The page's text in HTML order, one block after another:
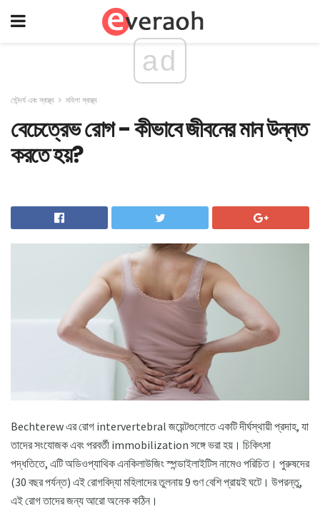
ad
সৌন্দর্য এবং স্বাস্থ্য মহিলা স্বাস্থ্য
বেচেত্রেভ রোগ - কীভাবে জীবনের মান উন্নত
করতে হয়?
Bechterew এর রোগ intervertebral জয়েন্টগুলোতে একটি দীর্ঘস্থায়ী প্রদাহ, যা
তাদের সংযোজক এবং পরবর্তী immobilization সঙ্গে ভরা হয়। চিকিৎসা
পদ্ধতিতে, এটি অডিওপ্যাথিক এনকিলাউজিং স্পন্ডাইলাইটিস নামেও পরিচিত। পুরুষদের
(30 বছর পর্যন্ত) এই রোগবিদ্যা মহিলাদের তুলনায় 9 গুণ বেশি প্রায়ই ঘটে। উপরন্তু,
এই রোগ তাদের জন্য আরো অনেক কঠিন।